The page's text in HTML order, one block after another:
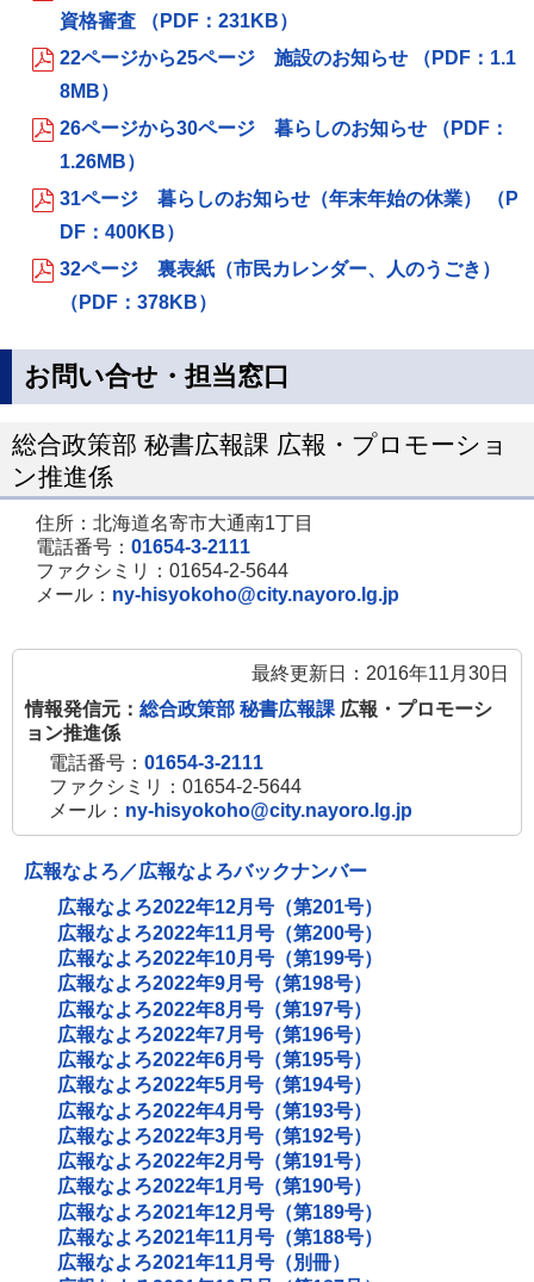
資格審査 （PDF：231KB）
22ページから25ページ 施設のお知らせ （PDF：1.1
8MB）
26ページから30ページ 暮らしのお知らせ （PDF：
1.26MB）
31ページ 暮らしのお知らせ（年末年始の休業） （P
DF：400KB）
32ページ 裏表紙（市民カレンダー、人のうごき）
（PDF：378KB）
お問い合せ・担当窓口
総合政策部 秘書広報課 広報・プロモーショ
ン推進係
住所：北海道名寄市大通南1丁目
電話番号： 01654-3-2111
ファクシミリ：01654-2-5644
メール： ny-hisyokoho@city.nayoro.lg.jp
最終更新日：2016年11月30日
情報発信元： 総合政策部 秘書広報課 広報・プロモーシ
ョン推進係
電話番号： 01654-3-2111
ファクシミリ：01654-2-5644
メール： ny-hisyokoho@city.nayoro.lg.jp
広報なよろ／広報なよろバックナンバー
広報なよろ2022年12月号（第201号）
広報なよろ2022年11月号（第200号）
広報なよろ2022年10月号（第199号）
広報なよろ2022年9月号（第198号）
広報なよろ2022年8月号（第197号）
広報なよろ2022年7月号（第196号）
広報なよろ2022年6月号（第195号）
広報なよろ2022年5月号（第194号）
広報なよろ2022年4月号（第193号）
広報なよろ2022年3月号（第192号）
広報なよろ2022年2月号（第191号）
広報なよろ2022年1月号（第190号）
広報なよろ2021年12月号（第189号）
広報なよろ2021年11月号（第188号）
広報なよろ2021年11月号（別冊）